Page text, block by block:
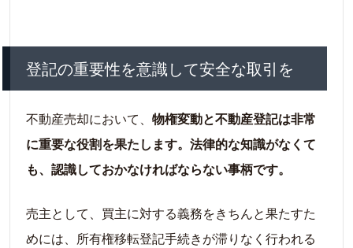
登記の重要性を意識して安全な取引を
不動産売却において、 物権変動と不動産登記は非常
に重要な役割を果たします。法律的な知識がなくて
も、認識しておかなければならない事柄です。
売主として、買主に対する義務をきちんと果たすた
めには、所有権移転登記手続きが滞りなく行われる